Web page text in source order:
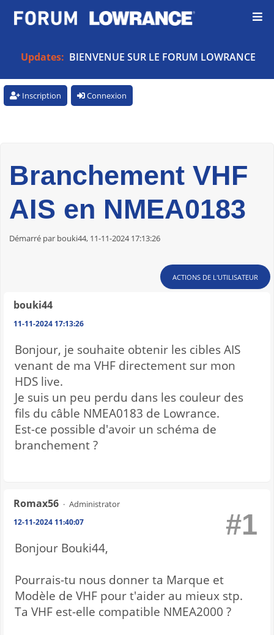
Updates: BIENVENUE SUR LE FORUM LOWRANCE
Inscription Connexion
Branchement VHF
AIS en NMEA0183
Démarré par bouki44, 11-11-2024 17:13:26
ACTIONS DE L'UTILISATEUR
bouki44
11-11-2024 17:13:26
Bonjour, je souhaite obtenir les cibles AIS
venant de ma VHF directement sur mon
HDS live.
Je suis un peu perdu dans les couleur des
fils du câble NMEA0183 de Lowrance.
Est-ce possible d'avoir un schéma de
branchement ?
Romax56 Administrator
12-11-2024 11:40:07 #1
Bonjour Bouki44,
Pourrais-tu nous donner ta Marque et
Modèle de VHF pour t'aider au mieux stp.
Ta VHF est-elle compatible NMEA2000 ?